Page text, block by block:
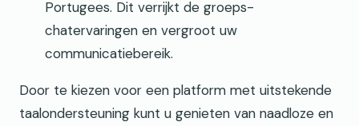
Portugees. Dit verrijkt de groeps-
chatervaringen en vergroot uw
communicatiebereik.
Door te kiezen voor een platform met uitstekende
taalondersteuning kunt u genieten van naadloze en